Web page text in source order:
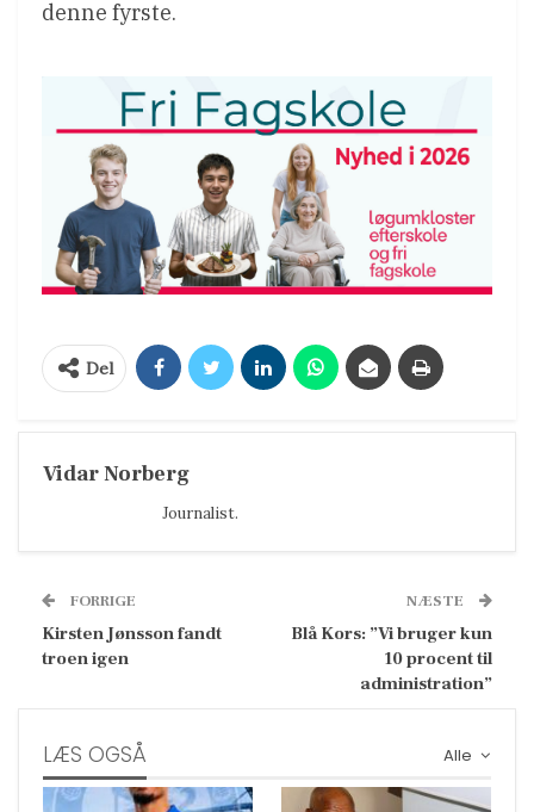
denne fyrste.
Del
Vidar Norberg
Journalist.
FORRIGE
Kirsten Jønsson fandt
troen igen
NÆSTE
Blå Kors: ”Vi bruger kun
10 procent til
administration”
Alle
LÆS OGSÅ